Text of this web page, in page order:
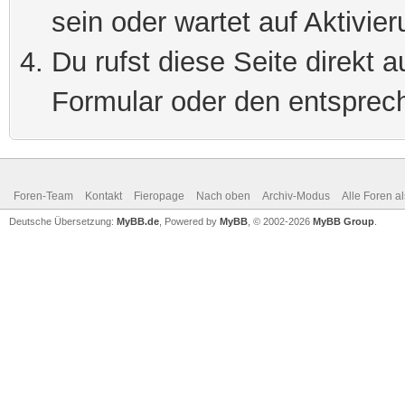
sein oder wartet auf
Du rufst diese Seite direkt
Formular oder den
Foren-Team Kontakt Fieropage Nach oben Archiv-Modus Alle Foren
Deutsche Übersetzung: MyBB.de , Powered by MyBB , © 2002-2026 MyBB Group